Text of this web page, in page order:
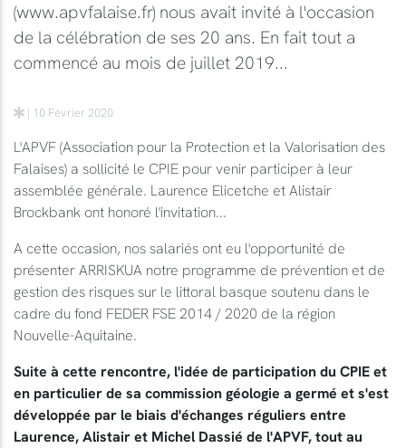
(www.apvfalaise.fr) nous avait invité à l'occasion
de la célébration de ses 20 ans. En fait tout a
commencé au mois de juillet 2019...
| 10 Février 2020
L'APVF (Association pour la Protection et la Valorisation des
Falaises) a sollicité le CPIE pour venir participer à leur
assemblée générale. Laurence Elicetche et Alistair
Brockbank ont honoré l'invitation...
A cette occasion, nos salariés ont eu l'opportunité de
présenter ARRISKUA notre programme de prévention et de
gestion des risques sur le littoral basque soutenu dans le
cadre du fond FEDER FSE 2014 / 2020 de la région
Nouvelle-Aquitaine.
Suite à cette rencontre, l'idée de participation du CPIE et
en particulier de sa commission géologie a germé et s'est
développée par le biais d'échanges réguliers entre
Laurence, Alistair et Michel Dassié de l'APVF, tout au